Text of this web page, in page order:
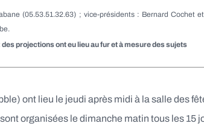
(05.53.51.32.63) ; vice-présidents : Bernard
projections ont eu lieu au fur et à mesure des sujets
ont lieu le jeudi après midi à la salle des
organisées le dimanche matin tous les 15